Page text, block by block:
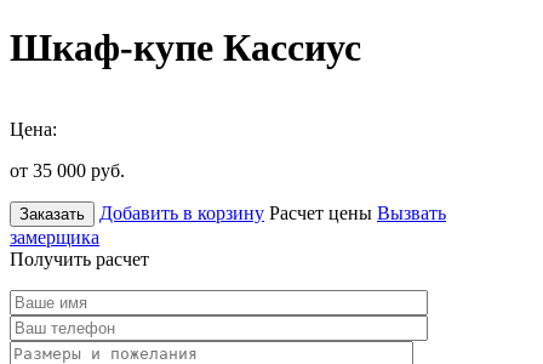
Шкаф-купе Кассиус
Цена:
от 35 000 руб.
Заказать Добавить в корзину Расчет цены Вызвать
замерщика
Получить расчет